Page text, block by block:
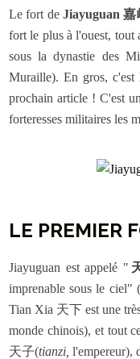
Le fort deJiayuguan 嘉
fort le plus à l'ouest, tout
sous la dynastie des
Muraille). En gros,
prochain article ! C'est
forteresses militaires les
LE PREMIER
Jiayuguan est appelé "
imprenable sous le ciel"
Tian Xia 天下 est une
monde chinois), et tout
天子(tianzi, l'empereur),